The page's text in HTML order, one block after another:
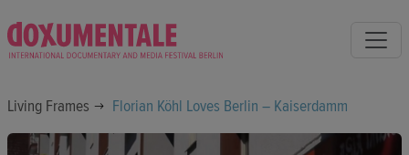
Living Frames Florian Köhl Loves Berlin – Kaiserdamm